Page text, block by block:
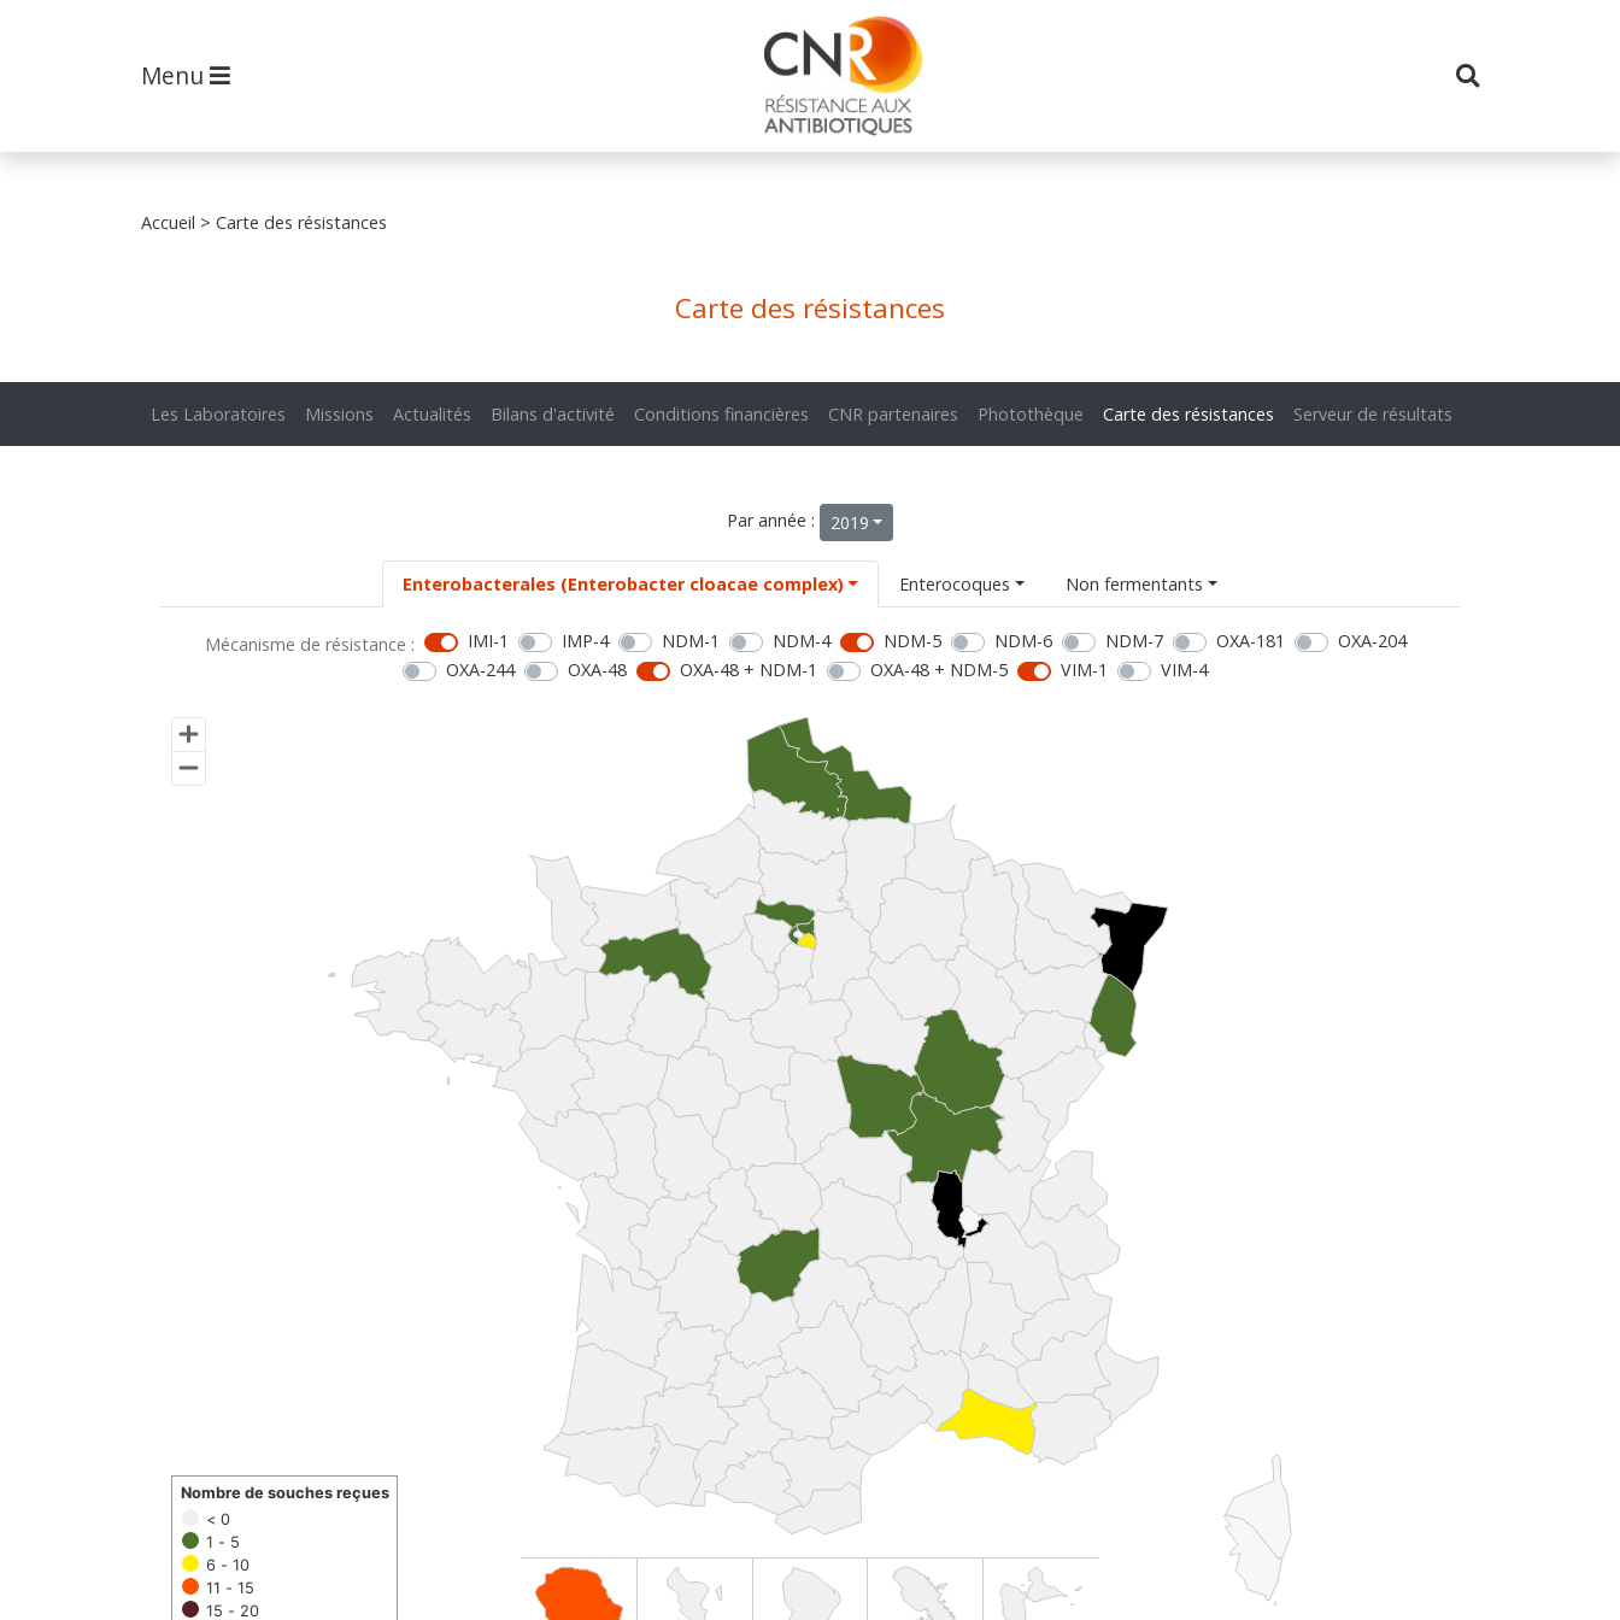
Menu
Accueil > Carte des résistances
Carte des résistances
Les Laboratoires Missions Actualités Bilans d'activité Conditions financières CNR partenaires Photothèque Carte des résistances Serveur de résultats
Par année : 2019
Enterobacterales (Enterobacter cloacae complex) Enterocoques Non fermentants
Mécanisme de résistance : IMI-1 IMP-4 NDM-1 NDM-4 NDM-5 NDM-6 NDM-7 OXA-181
OXA-204
OXA-244
OXA-48 OXA-48 + NDM-1 OXA-48 + NDM-5 VIM-1 VIM-4
< 0
1 - 5
6 - 10
11 - 15
15 - 20
Nombre de souches reçues